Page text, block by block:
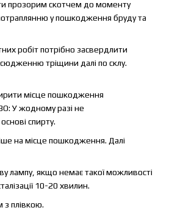
прозорим скотчем до моменту
у пошкодження бруду та
робіт потрібно засвердлити
тріщини далі по склу.
місце пошкодження
У жодному разі не
спирту.
на місце пошкодження. Далі
лампу, якщо немає такої можливості
10-20 хвилин.
з плівкою.